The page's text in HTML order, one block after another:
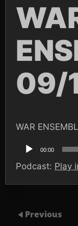
09/
WAR
audio
00:00
Podcast: Play
Previous